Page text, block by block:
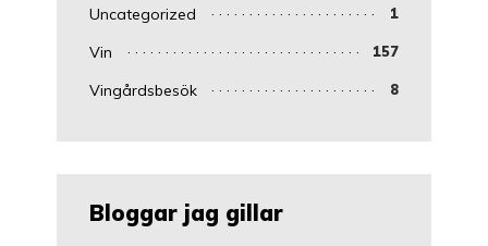
Uncategorized 1
Vin 157
Vingårdsbesök 8
Bloggar jag gillar